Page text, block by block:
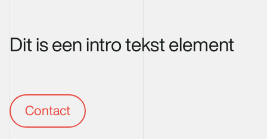
Dit is een intro tekst element
Contact